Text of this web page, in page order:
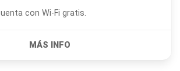
El alojamiento cuenta con Wi-Fi gratis.